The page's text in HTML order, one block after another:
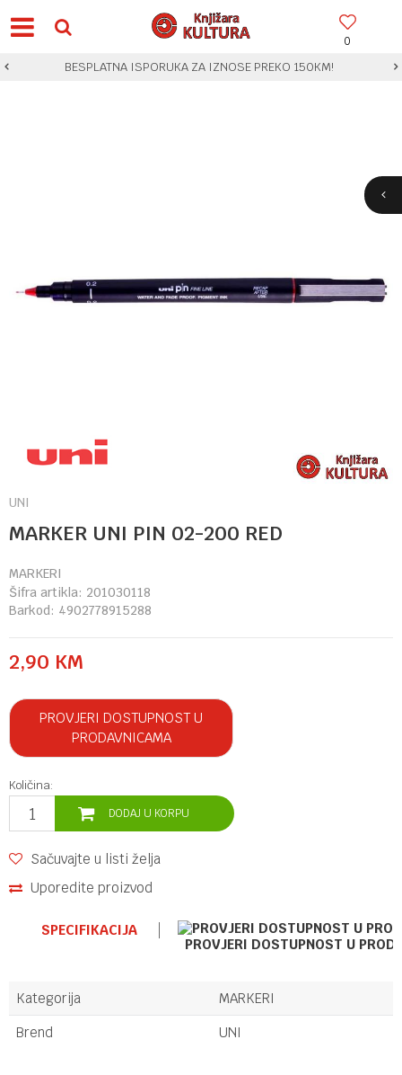
0
BESPLATNA ISPORUKA ZA IZNOSE PREKO 150KM!
UNI
MARKER UNI PIN 02-200 RED
MARKERI
Šifra artikla: 201030118
Barkod: 4902778915288
2,90 KM
PROVJERI DOSTUPNOST U
PRODAVNICAMA
Količina:
DODAJ U KORPU
Sačuvajte u listi želja
Uporedite proizvod
SPECIFIKACIJA
PROVJERI DOSTUPNOST U
Kategorija
MARKERI
Brend
UNI